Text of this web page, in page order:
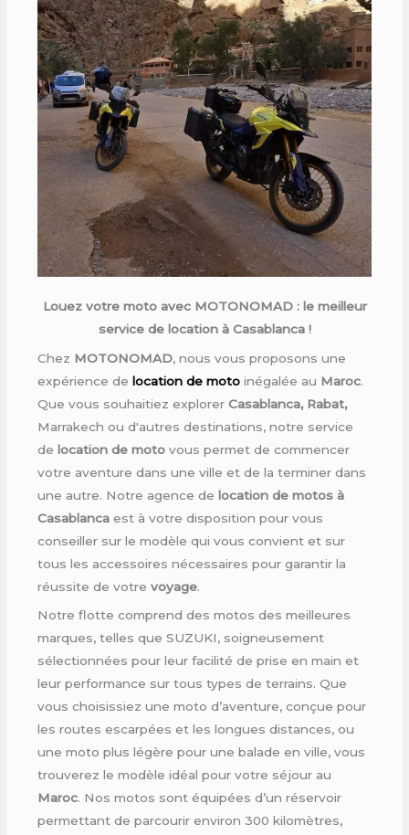
Louez votre moto avec MOTONOMAD : le meilleur
service de location à Casablanca !
Chez MOTONOMAD, nous vous proposons une
expérience de location de moto inégalée au Maroc.
Que vous souhaitiez explorer Casablanca, Rabat,
Marrakech ou d'autres destinations, notre service
delocation de moto vous permet de commencer
votre aventure dans une ville et de la terminer dans
une autre. Notre agence delocation de motos à
Casablanca est à votre disposition pour vous
conseiller sur le modèle qui vous convient et sur
tous les accessoires nécessaires pour garantir la
réussite de votre voyage.
Notre flotte comprend des motos des meilleures
marques, telles que SUZUKI, soigneusement
sélectionnées pour leur facilité de prise en main et
leur performance sur tous types de terrains. Que
vous choisissiez une moto d’aventure, conçue pour
les routes escarpées et les longues distances, ou
une moto plus légère pour une balade en ville, vous
trouverez le modèle idéal pour votre séjour au
Maroc. Nos motos sont équipées d’un réservoir
permettant de parcourir environ 300 kilomètres,